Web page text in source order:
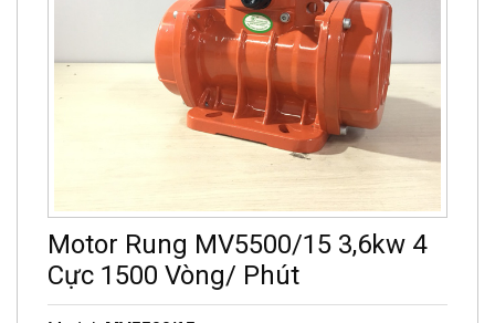
Motor Rung MV5500/15 3,6kw 4
Cực 1500 Vòng/ Phút
Model:MV5500/15